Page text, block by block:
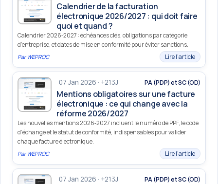
Calendrier de la facturation
électronique 2026/2027 : qui doit faire
quoi et quand ?
Calendrier 2026‑2027 : échéances clés, obligations par catégorie
d’entreprise, et dates de mise en conformité pour éviter sanctions.
ParWEPROC Lire l’article
07 Jan 2026 · +213J PA (PDP) et SC (OD)
Mentions obligatoires sur une facture
électronique : ce qui change avec la
réforme 2026/2027
Les nouvelles mentions 2026‑2027 incluent le numéro de PPF, le code
d’échange et le statut de conformité, indispensables pour valider
chaque facture électronique.
ParWEPROC Lire l’article
07 Jan 2026 · +213J PA (PDP) et SC (OD)